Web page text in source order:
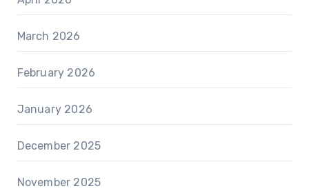
March 2026
February 2026
January 2026
December 2025
November 2025